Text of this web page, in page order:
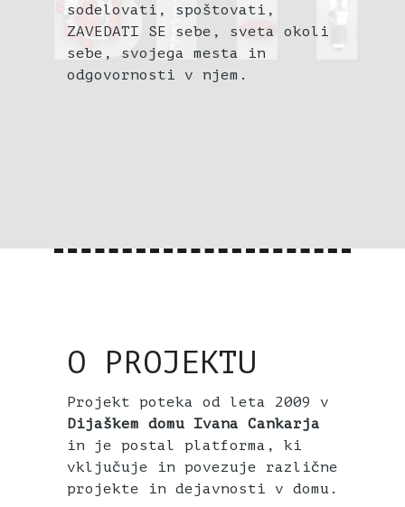
sodelovati, spoštovati,
ZAVEDATI SE sebe, sveta okoli
sebe, svojega mesta in
odgovornosti v njem.
O PROJEKTU
Projekt poteka od leta 2009 v
Dijaškem domu Ivana Cankarja
in je postal platforma, ki
vključuje in povezuje različne
projekte in dejavnosti v domu.